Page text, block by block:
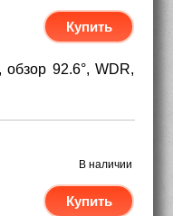
Купить
92.6°, WDR,
В наличии
Купить